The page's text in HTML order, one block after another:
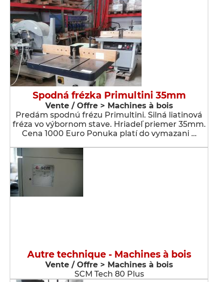
Spodná frézka Primultini 35mm
Vente / Offre > Machines à bois
Predám spodnú frézu Primultini. Silná liatinová
fréza vo výbornom stave. Hriadeľ priemer 35mm.
Cena 1000 Euro Ponuka platí do vymazani …
Autre technique - Machines à bois
Vente / Offre > Machines à bois
SCM Tech 80 Plus